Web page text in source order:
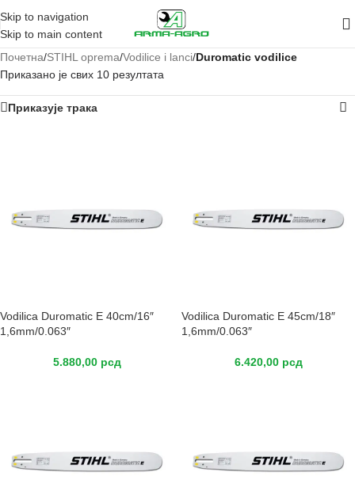
Skip to navigation
Skip to main content
Почетна/STIHL oprema/Vodilice i lanci/Duromatic vodilice
Приказано је свих 10 резултата
Приказује трака
Vodilica Duromatic E 40cm/16″
1,6mm/0.063″
5.880,00 рсд
Vodilica Duromatic E 45cm/18″
1,6mm/0.063″
6.420,00 рсд